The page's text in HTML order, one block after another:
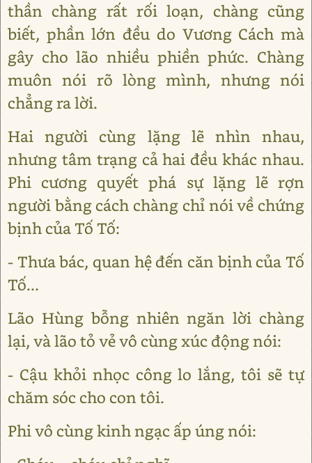
thần chàng rất rối loạn, chàng cũng
biết, phần lớn đều do Vương Cách mà
gây cho lão nhiều phiền phức. Chàng
muôn nói rõ lòng mình, nhưng nói
chẳng ra lời.
Hai người cùng lặng lẽ nhìn nhau,
nhưng tâm trạng cả hai đều khác nhau.
Phi cương quyết phá sự lặng lẽ rợn
người bằng cách chàng chỉ nói về chứng
bịnh của Tố Tố:
- Thưa bác, quan hệ đến căn bịnh của Tố
Tố...
Lão Hùng bỗng nhiên ngăn lời chàng
lại, và lão tỏ vẻ vô cùng xúc động nói:
- Cậu khỏi nhọc công lo lắng, tôi sẽ tự
chăm sóc cho con tôi.
Phi vô cùng kinh ngạc ấp úng nói: